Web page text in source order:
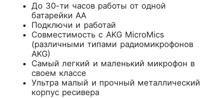
До 30-ти часов работы от одной
батарейки AA
Подключи и работай
Совместимость с AKG MicroMics
(различными типами радиомикрофонов
AKG)
Самый легкий и маленький микрофон в
своем классе
Ультра малый и прочный металлический
корпус ресивера